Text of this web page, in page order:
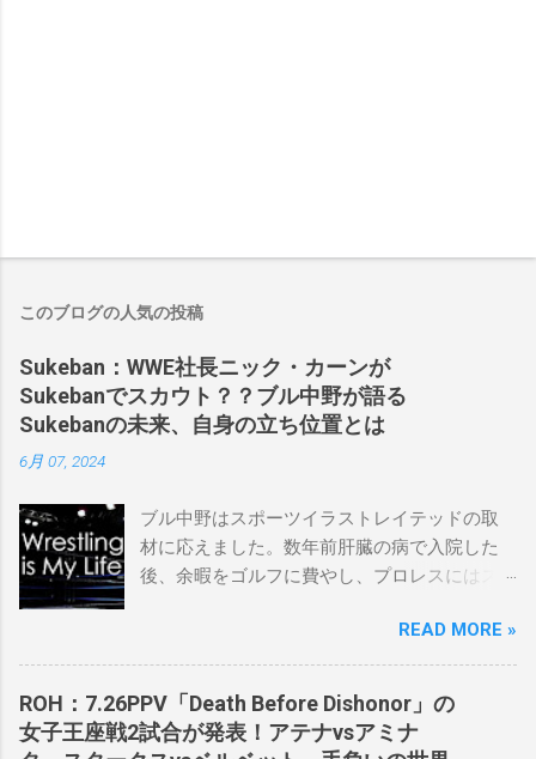
このブログの人気の投稿
Sukeban：WWE社長ニック・カーンが
Sukebanでスカウト？？ブル中野が語る
Sukebanの未来、自身の立ち位置とは
6月 07, 2024
ブル中野はスポーツイラストレイテッドの取
材に応えました。数年前肝臓の病で入院した
後、余暇をゴルフに費やし、プロレスにはス
ました。なお、新しいプロモーションは無限
の可能性に満ちており、先日WWEのニック・
カーン社長にスカウトされました。 「私は
2023年にスケバンのコミッショナーに任命さ
れました。スケバンの醍醐味は、日本独自の
READ MORE »
ROH：7.26PPV「Death Before Dishonor」の
女子王座戦2試合が発表！アテナvsアミナ